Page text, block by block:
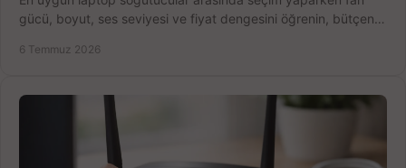
gücü, boyut, ses seviyesi ve fiyat dengesini öğrenin, bütçenizi
6 Temmuz 2026